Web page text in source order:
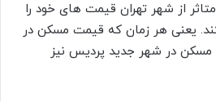
از شهر تهران قیمت های خود را
یعنی هر زمان که قیمت مسکن در
در شهر جدید پردیس نیز